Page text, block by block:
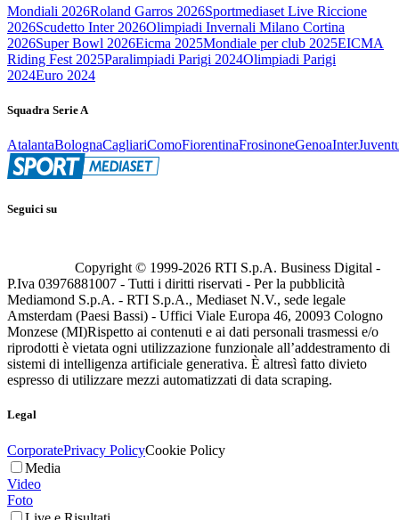
Mondiali 2026Roland Garros 2026Sportmediaset Live Riccione
2026Scudetto Inter 2026Olimpiadi Invernali Milano Cortina
2026Super Bowl 2026Eicma 2025Mondiale per club 2025EICMA
Riding Fest 2025Paralimpiadi Parigi 2024Olimpiadi Parigi
2024Euro 2024
Squadra Serie A
AtalantaBolognaCagliariComoFiorentinaFrosinoneGenoaInter
Seguici su
Copyright © 1999-2026 RTI S.p.A. Business Digital -
P.Iva 03976881007 - Tutti i diritti riservati - Per la pubblicità
Mediamond S.p.A. - RTI S.p.A., Mediaset N.V., sede legale
Amsterdam (Paesi Bassi) - Uffici Viale Europa 46, 20093 Cologno
Monzese (MI)Rispetto ai contenuti e ai dati personali trasmessi e/o
riprodotti è vietata ogni utilizzazione funzionale all’addestramento di
sistemi di intelligenza artificiale generativa. È altresì fatto divieto
espresso di utilizzare mezzi automatizzati di data scraping.
Legal
CorporatePrivacy PolicyCookie Policy
Media
Video
Foto